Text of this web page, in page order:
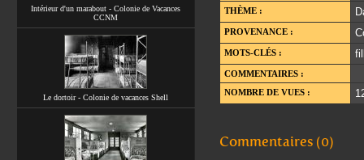
Intérieur d'un marabout - Colonie de Vacances
CCNM
Le dortoir - Colonie de vacances Shell
THÈME :
PROVENANCE :
MOTS-CLÉS :
COMMENTAIRES :
NOMBRE DE VUES :
Commentaires (0)